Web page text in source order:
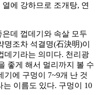
에 강하므로 조개탕, 연
데 껍데기와 속살 모두
조차 석결명(石決明)이
데기라는 의미다. 천리광
좋게 해서 멀리까지 볼 수
기에 구멍이 7~9개 난 것
이름도 있다. 구멍이 10